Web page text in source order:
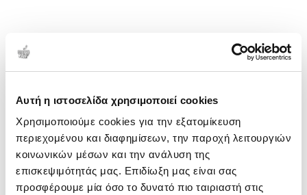
Αυτή η ιστοσελίδα χρησιμοποιεί cookies
Χρησιμοποιούμε cookies για την εξατομίκευση
περιεχομένου και διαφημίσεων, την παροχή λειτουργιών
κοινωνικών μέσων και την ανάλυση της
επισκεψιμότητάς μας. Επιδίωξη μας είναι σας
προσφέρουμε μία όσο το δυνατό πιο ταιριαστή στις